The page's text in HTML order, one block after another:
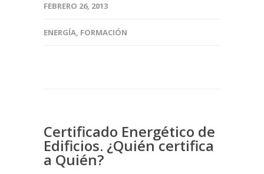
FEBRERO 26, 2013
ENERGÍA, FORMACIÓN
Certificado Energético de
Edificios. ¿Quién certifica
a Quién?